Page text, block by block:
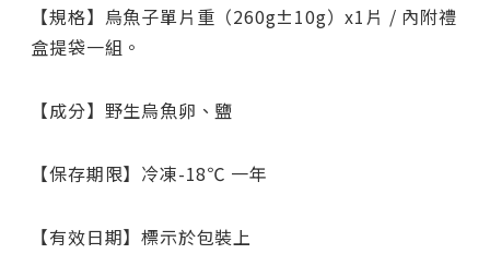
【規格】烏魚子單片重（260g±10g）x1片 / 內附禮
盒提袋一組。
【成分】野生烏魚卵、鹽
【保存期限】冷凍-18℃ 一年
【有效日期】標示於包裝上